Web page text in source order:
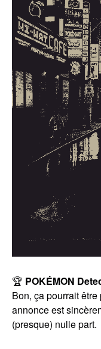
🏆 POKÉMON
Bon, ça pourrait
annonce est
(presque) nulle part.